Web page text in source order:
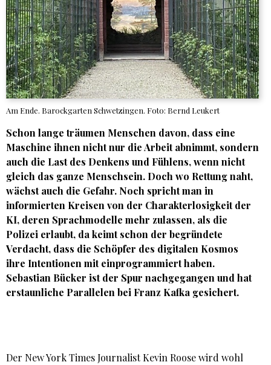
Am Ende. Barockgarten Schwetzingen. Foto: Bernd Leukert
Schon lange träumen Menschen davon, dass eine
Maschine ihnen nicht nur die Arbeit abnimmt, sondern
auch die Last des Denkens und Fühlens, wenn nicht
gleich das ganze Menschsein. Doch wo Rettung naht,
wächst auch die Gefahr. Noch spricht man in
informierten Kreisen von der Charakterlosigkeit der
KI, deren Sprachmodelle mehr zulassen, als die
Polizei erlaubt, da keimt schon der begründete
Verdacht, dass die Schöpfer des digitalen Kosmos
ihre Intentionen mit einprogrammiert haben.
Sebastian Bücker ist der Spur nachgegangen und hat
erstaunliche Parallelen bei Franz Kafka gesichert.
Der New York Times Journalist Kevin Roose wird wohl